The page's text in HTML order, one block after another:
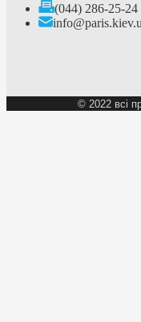
(044) 286-25-24
© 2022 всі